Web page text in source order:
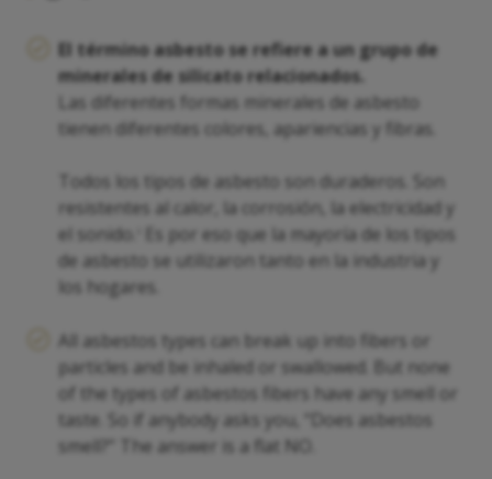
El término asbesto se refiere a un grupo de
minerales de silicato relacionados.
Las diferentes formas minerales de asbesto
tienen diferentes colores, apariencias y fibras.
Todos los tipos de asbesto son duraderos. Son
resistentes al calor, la corrosión, la electricidad y
el sonido.
Es por eso que la mayoría de los tipos
de asbesto se utilizaron tanto en la industria y
los hogares.
All asbestos types can break up into fibers or
particles and be inhaled or swallowed. But none
of the types of asbestos fibers have any smell or
taste. So if anybody asks you, “Does asbestos
smell?” The answer is a flat NO.